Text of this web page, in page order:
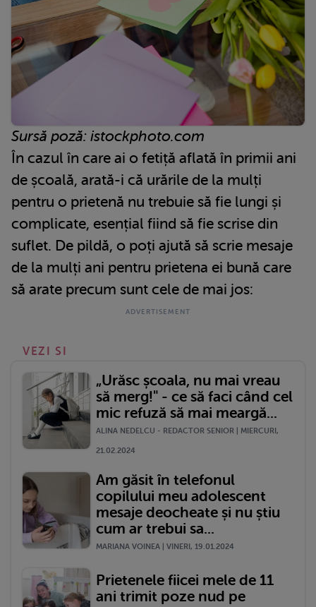
Sursă poză: istockphoto.com
În cazul în care ai o fetiță aflată în primii ani
de școală, arată-i că urările de la mulți
pentru o prietenă nu trebuie să fie lungi și
complicate, esențial fiind să fie scrise din
suflet. De pildă, o poți ajută să scrie mesaje
de la mulți ani pentru prietena ei bună care
să arate precum sunt cele de mai jos:
VEZI SI
„Urăsc școala, nu mai vreau
să merg!" - ce să faci când cel
mic refuză să mai meargă...
ALINA NEDELCU - REDACTOR SENIOR | MIERCURI,
21.02.2024
Am găsit în telefonul
copilului meu adolescent
mesaje deocheate și nu știu
cum ar trebui sa...
MARIANA VOINEA | VINERI, 19.01.2024
Prietenele fiicei mele de 11
ani trimit poze nud pe